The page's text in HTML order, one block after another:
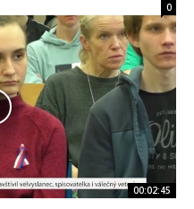
0
00:02:45